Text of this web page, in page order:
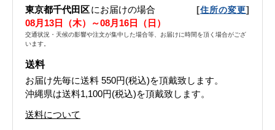
東京都千代田区にお届けの場合 [住所の変更]
08月13日（木）～08月16日（日）
交通状況・天候の影響や注文が集中した場合等、お届けに時間を頂く場合がござ
います。
送料
お届け先毎に送料 550円(税込)を頂戴致します。
沖縄県は送料1,100円(税込)を頂戴致します。
送料について